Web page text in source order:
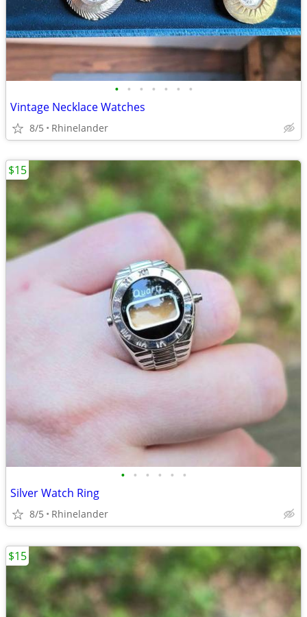
• • • • • • •
Vintage Necklace Watches
8/5 Rhinelander
• • • • • •
Silver Watch Ring
8/5 Rhinelander
$15
$15